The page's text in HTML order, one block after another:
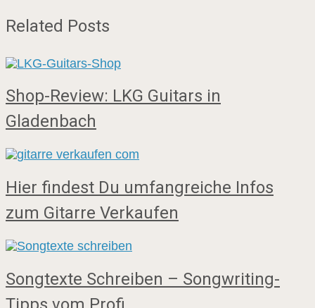
Related Posts
Shop-Review: LKG Guitars in
Gladenbach
Hier findest Du umfangreiche Infos
zum Gitarre Verkaufen
Songtexte Schreiben – Songwriting-